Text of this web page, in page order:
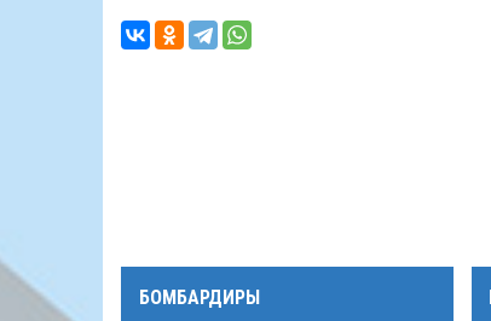
БОМБАРДИРЫ